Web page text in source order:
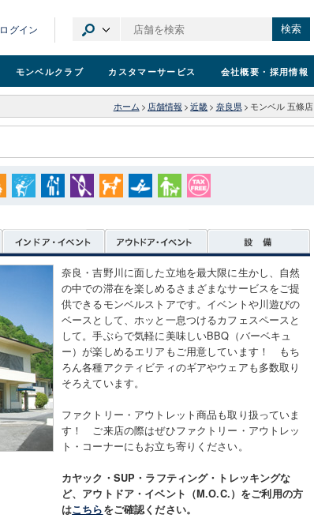
ログイン 検索
モンベルクラブ カスタマーサービス 会社概要 ・採用情報
ホーム > 店舗情報 > 近畿 > 奈良県 > モンベル 五條店
奈良・吉野川に面した立地を最大限に生かし、自然
の中での滞在を楽しめるさまざまなサービスをご提
供できるモンベルストアです。イベントや川遊びの
ベースとして、ホッと一息つけるカフェスペースと
して。手ぶらで気軽に美味しいBBQ（バーベキュ
ー）が楽しめるエリアもご用意しています！ もち
ろん各種アクティビティのギアやウェアも多数取り
そろえています。
ファクトリー・アウトレット商品も取り扱っていま
す！ ご来店の際はぜひファクトリー・アウトレッ
ト・コーナーにもお立ち寄りください。
カヤック・SUP・ラフティング・トレッキングな
ど、アウトドア・イベント（M.O.C.）をご利用の方
はこちらをご確認ください。